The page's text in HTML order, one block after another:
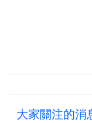
大家關注的消